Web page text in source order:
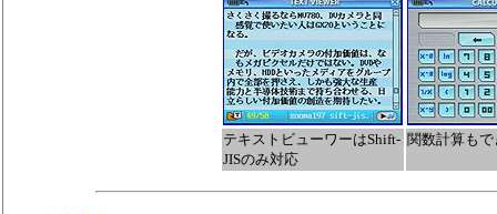
テキストビューワーはShift-
JISのみ対応
関数計算も